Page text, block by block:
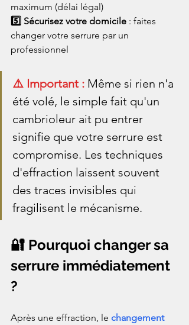
maximum (délai légal)
5️⃣ Sécurisez votre domicile : faites
changer votre serrure par un
professionnel
⚠️ Important : Même si rien n'a
été volé, le simple fait qu'un
cambrioleur ait pu entrer
signifie que votre serrure est
compromise. Les techniques
d'effraction laissent souvent
des traces invisibles qui
fragilisent le mécanisme.
🔐 Pourquoi changer sa
serrure immédiatement
?
Après une effraction, le changement